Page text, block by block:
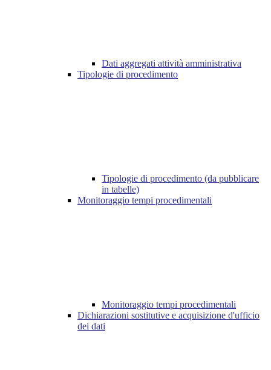
Dati aggregati attività amministrativa
Tipologie di procedimento
Tipologie di procedimento (da pubblicare
in tabelle)
Monitoraggio tempi procedimentali
Monitoraggio tempi procedimentali
Dichiarazioni sostitutive e acquisizione d'ufficio
dei dati